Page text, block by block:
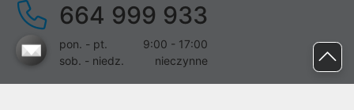
664 999 933
pon. - pt.
9:00 - 17:00
sob. - niedz.
nieczynne